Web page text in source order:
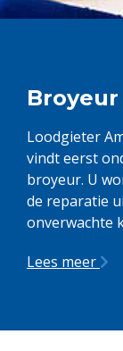
Broyeur
Loodgieter
vindt eerst
broyeur. U
de reparatie
onverwachte
Lees meer